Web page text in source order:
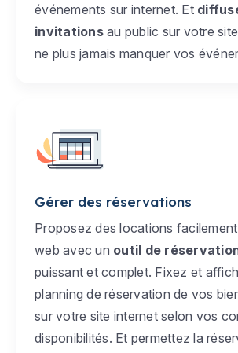
événements sur internet. Et
invitationsau public sur votre
ne plus jamais manquer vos
Gérer des réservations
Proposez des locations
web avec un outil de
puissant et complet. Fixez et
planning de réservation de vos
sur votre site internet selon vos
disponibilités. Et permettez la